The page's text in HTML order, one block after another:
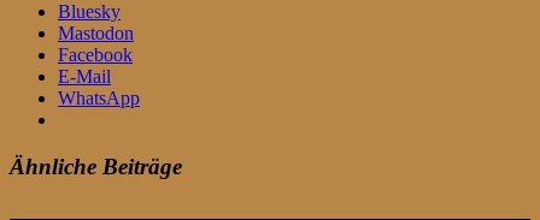
Bluesky
Mastodon
Facebook
E-Mail
WhatsApp
Ähnliche Beiträge